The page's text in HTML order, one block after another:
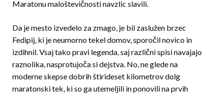
Maratonu maloštevičnosti navzlic slavili.
Da je mesto izvedelo za zmago, je bil zaslužen brzec
Fedipij, ki je neumorno tekel domov, sporočil novico in
izdihnil. Vsaj tako pravi legenda, saj različni spisi navajajo
raznolika, nasprotujoča si dejstva. No, ne glede na
moderne skepse dobrih štirideset kilometrov dolg
maratonski tek, ki so ga utemeljili in ponovili na prvih